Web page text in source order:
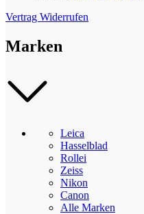
Vertrag Widerrufen
Marken
Leica
Hasselblad
Rollei
Zeiss
Nikon
Canon
Alle Marken